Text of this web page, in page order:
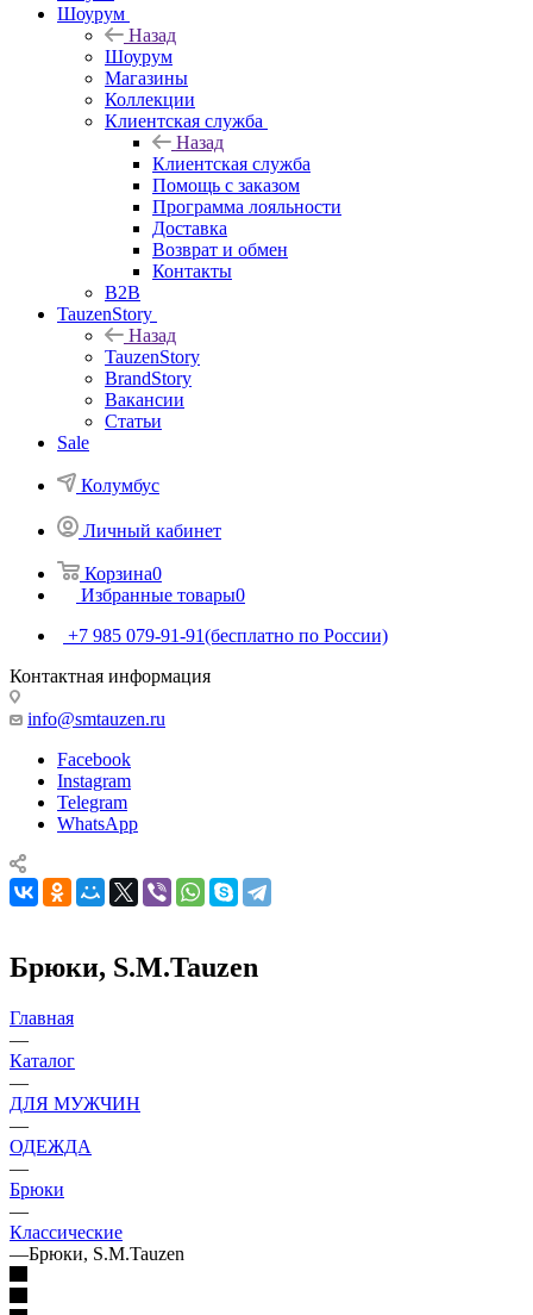
Шоурум
Назад
Шоурум
Магазины
Коллекции
Клиентская служба
Назад
Клиентская служба
Помощь с заказом
Программа лояльности
Доставка
Возврат и обмен
Контакты
B2B
TauzenStory
Назад
TauzenStory
BrandStory
Вакансии
Статьи
Sale
Колумбус
Личный кабинет
Корзина0
Избранные товары0
+7 985 079-91-91(бесплатно по России)
Контактная информация
info@smtauzen.ru
Facebook
Instagram
Telegram
WhatsApp
Брюки, S.M.Tauzen
Главная
—
Каталог
—
ДЛЯ МУЖЧИН
—
ОДЕЖДА
—
Брюки
—
Классические
—Брюки, S.M.Tauzen